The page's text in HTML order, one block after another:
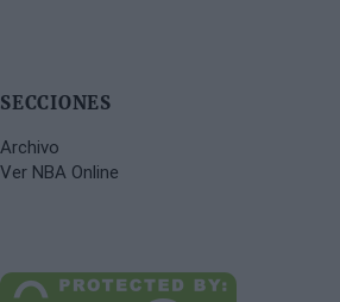
SECCIONES
Archivo
Ver NBA Online